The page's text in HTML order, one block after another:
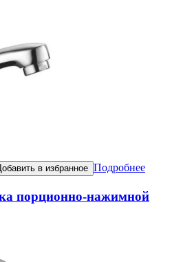
в избранное Подробнее
порционно-нажимной